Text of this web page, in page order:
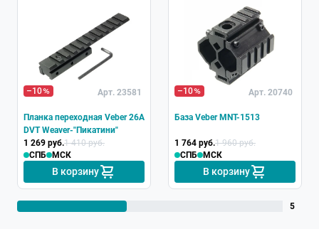
–10 Арт. 23581
Планка переходная Veber 26A
DVT Weaver-"Пикатини"
1 269 руб.1 410 руб.
СПБ
МСК
В корзину
–10 Арт. 20740
База Veber MNT-1513
1 764 руб.1 960 руб.
СПБ
МСК
В корзину
5